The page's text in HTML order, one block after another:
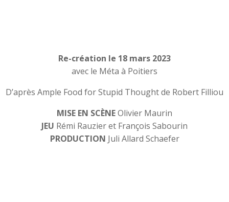
Re-création le 18 mars 2023
avec le Méta à Poitiers
D’après Ample Food for Stupid Thought de Robert Filliou
MISE EN SCÈNEOlivier Maurin
JEU Rémi Rauzier et François Sabourin
PRODUCTION Juli Allard Schaefer